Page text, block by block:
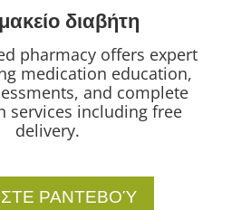
διαβήτη
pharmacy offers expert
medication education,
and complete
services including free
delivery.
ΡΑΝΤΕΒΟΎ